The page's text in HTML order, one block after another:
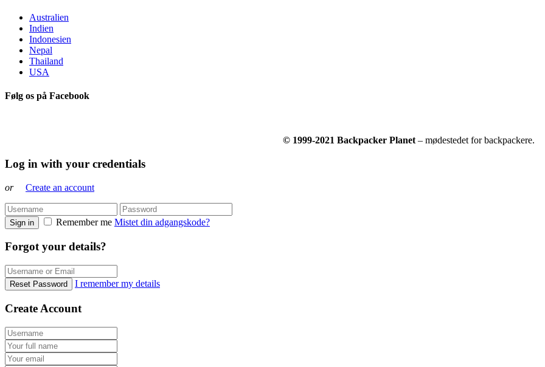
Australien
Indien
Indonesien
Nepal
Thailand
USA
Følg os på Facebook
© 1999-2021 Backpacker Planet – mødestedet for backpackere.
Log in with your credentials
or Create an account
Sign in Remember me Mistet din adgangskode?
Forgot your details?
Reset Password I remember my details
Create Account